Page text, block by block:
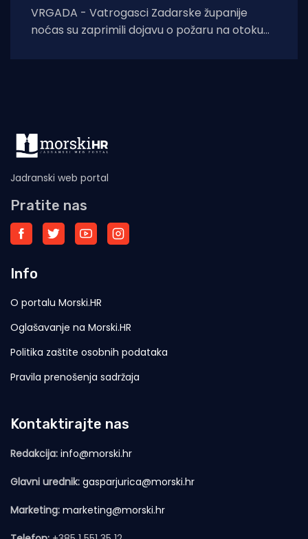
VRGADA - Vatrogasci Zadarske županije
noćas su zaprimili dojavu o požaru na otoku
Jadranski web portal
Pratite nas
Info
O portalu Morski.HR
Oglašavanje na Morski.HR
Politika zaštite osobnih podataka
Pravila prenošenja sadržaja
Kontaktirajte nas
Redakcija: info@morski.hr
Glavni urednik: gasparjurica@morski.hr
Marketing: marketing@morski.hr